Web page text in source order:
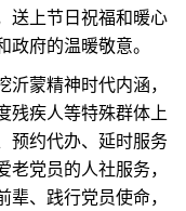
送上节日祝福和暖心
政府的温暖敬意。
蒙精神时代内涵，
残疾人等特殊群体上
预约代办、延时服务
党员的人社服务，
、践行党员使命，